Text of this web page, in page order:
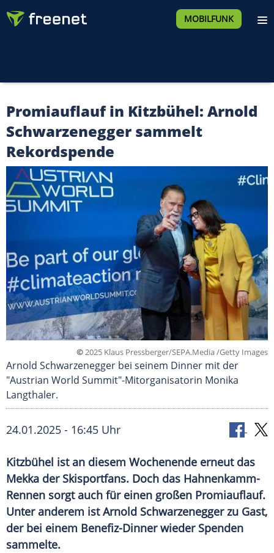
MOBILFUNK
Promiauflauf in Kitzbühel: Arnold
Schwarzenegger sammelt
Rekordspende
©2025 Klaus Pressberger/SEPA.Media /Getty Images
Arnold Schwarzenegger bei seinem Dinner mit der
"Austrian World Summit"-Mitorganisatorin Monika
Langthaler.
24.01.2025 - 16:45 Uhr
Kitzbühel ist an diesem Wochenende erneut das
Mekka der Skisportfans. Doch das Hahnenkamm-
Rennen sorgt auch für einen großen Promiauflauf.
Unter anderem ist Arnold Schwarzenegger zu Gast,
der bei einem Benefiz-Dinner wieder Spenden
sammelte.